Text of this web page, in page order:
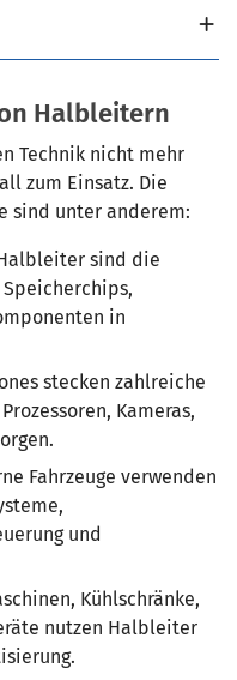
Halbleitern
Technik nicht mehr
zum Einsatz. Die
sind unter anderem:
sind die
in
stecken zahlreiche
Kameras,
Fahrzeuge verwenden
und
Kühlschränke,
nutzen Halbleiter